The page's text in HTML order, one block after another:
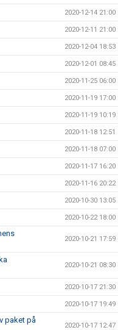
2020-12-14 21:00
2020-12-11 21:00
2020-12-04 18:53
2020-12-01 08:45
2020-11-25 06:00
2020-11-19 17:00
2020-11-19 10:19
2020-11-18 12:51
2020-11-18 07:00
2020-11-17 16:20
2020-11-16 20:22
2020-10-30 13:05
2020-10-22 18:00
2020-10-21 17:59
2020-10-21 08:30
2020-10-17 21:30
2020-10-17 19:49
paket på
2020-10-17 12:47